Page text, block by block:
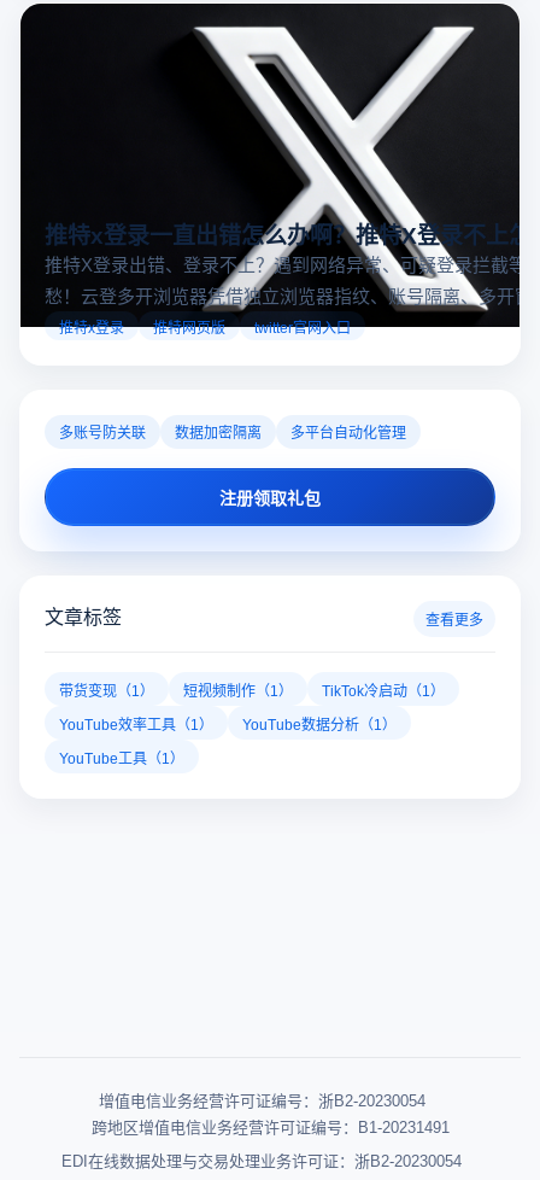
登多开浏览器一起来了解海外直播平台哪些最受欢迎。
推特x登录一直出错怎么办啊？推特X登录不上怎
推特X登录出错、登录不上？遇到网络异常、可疑登录拦截等
愁！云登多开浏览器凭借独立浏览器指纹、账号隔离、多开窗
对性解决登录难题，让推特X登录更稳定安全～
推特x登录 推特网页版 twitter官网入口
多账号防关联 数据加密隔离 多平台自动化管理
注册领取礼包
文章标签 查看更多
带货变现（1） 短视频制作（1）
TikTok冷启动（1）
YouTube效率工具（1）
YouTube数据分析（1）
YouTube工具（1）
增值电信业务经营许可证编号：浙B2-20230054
跨地区增值电信业务经营许可证编号：B1-20231491
EDI在线数据处理与交易处理业务许可证：浙B2-20230054